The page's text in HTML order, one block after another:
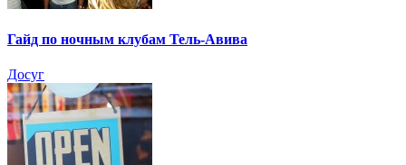
Гайд по ночным клубам Тель-Авива
Досуг